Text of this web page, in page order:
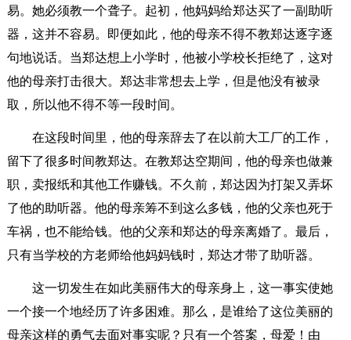
易。她必须教一个聋子。起初，他妈妈给郑达买了一副助听
器，这并不容易。即便如此，他的母亲不得不教郑达逐字逐
句地说话。当郑达想上小学时，他被小学校长拒绝了，这对
他的母亲打击很大。郑达非常想去上学，但是他没有被录
取，所以他不得不等一段时间。
在这段时间里，他的母亲辞去了在以前大工厂的工作，
留下了很多时间教郑达。在教郑达空期间，他的母亲也做兼
职，卖报纸和其他工作赚钱。不久前，郑达因为打架又弄坏
了他的助听器。他的母亲筹不到这么多钱，他的父亲也死于
车祸，也不能给钱。他的父亲和郑达的母亲离婚了。最后，
只有当学校的方老师给他妈妈钱时，郑达才带了助听器。
这一切发生在如此美丽伟大的母亲身上，这一事实使她
一个接一个地经历了许多困难。那么，是谁给了这位美丽的
母亲这样的勇气去面对事实呢？只有一个答案，母爱！由